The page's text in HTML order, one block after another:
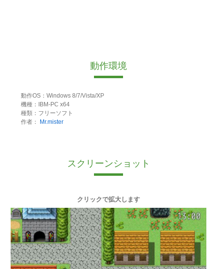
動作環境
動作OS：Windows 8/7/Vista/XP
機種：IBM-PC x64
種類：フリーソフト
作者：
Mr.mister
スクリーンショット
クリックで拡大します